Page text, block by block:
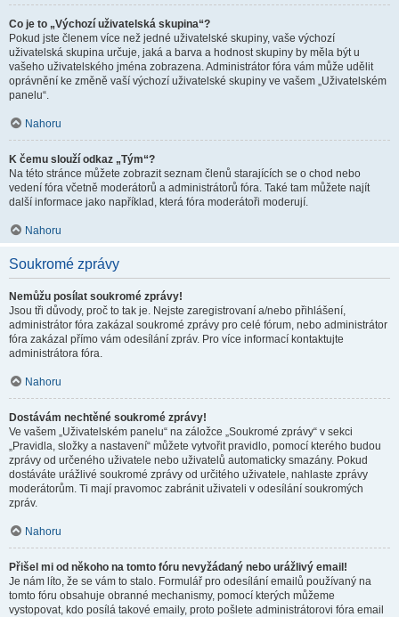
Co je to „Výchozí uživatelská skupina“?
Pokud jste členem více než jedné uživatelské skupiny, vaše výchozí
uživatelská skupina určuje, jaká a barva a hodnost skupiny by měla být u
vašeho uživatelského jména zobrazena. Administrátor fóra vám může udělit
oprávnění ke změně vaší výchozí uživatelské skupiny ve vašem „Uživatelském
panelu“.
Nahoru
K čemu slouží odkaz „Tým“?
Na této stránce můžete zobrazit seznam členů starajících se o chod nebo
vedení fóra včetně moderátorů a administrátorů fóra. Také tam můžete najít
další informace jako například, která fóra moderátoři moderují.
Nahoru
Soukromé zprávy
Nemůžu posílat soukromé zprávy!
Jsou tři důvody, proč to tak je. Nejste zaregistrovaní a/nebo přihlášení,
administrátor fóra zakázal soukromé zprávy pro celé fórum, nebo administrátor
fóra zakázal přímo vám odesílání zpráv. Pro více informací kontaktujte
administrátora fóra.
Nahoru
Dostávám nechtěné soukromé zprávy!
Ve vašem „Uživatelském panelu“ na záložce „Soukromé zprávy“ v sekci
„Pravidla, složky a nastavení“ můžete vytvořit pravidlo, pomocí kterého budou
zprávy od určeného uživatele nebo uživatelů automaticky smazány. Pokud
dostáváte urážlivé soukromé zprávy od určitého uživatele, nahlaste zprávy
moderátorům. Ti mají pravomoc zabránit uživateli v odesílání soukromých
zpráv.
Nahoru
Přišel mi od někoho na tomto fóru nevyžádaný nebo urážlivý email!
Je nám líto, že se vám to stalo. Formulář pro odesílání emailů používaný na
tomto fóru obsahuje obranné mechanismy, pomocí kterých můžeme
vystopovat, kdo posílá takové emaily, proto pošlete administrátorovi fóra email